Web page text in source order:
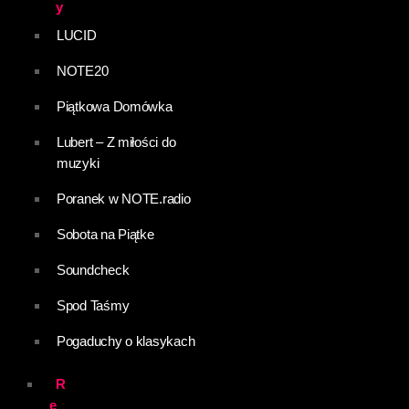
y
LUCID
NOTE20
Piątkowa Domówka
Lubert – Z miłości do
muzyki
Poranek w NOTE.radio
Sobota na Piątke
Soundcheck
Spod Taśmy
Pogaduchy o klasykach
R
e